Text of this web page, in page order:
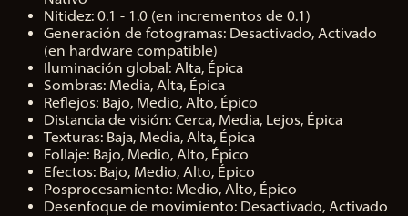
Nitidez: 0.1 - 1.0 (en incrementos de 0.1)
Generación de fotogramas: Desactivado, Activado
(en hardware compatible)
Iluminación global: Alta, Épica
Sombras: Media, Alta, Épica
Reflejos: Bajo, Medio, Alto, Épico
Distancia de visión: Cerca, Media, Lejos, Épica
Texturas: Baja, Media, Alta, Épica
Follaje: Bajo, Medio, Alto, Épico
Efectos: Bajo, Medio, Alto, Épico
Posprocesamiento: Medio, Alto, Épico
Desenfoque de movimiento: Desactivado, Activado